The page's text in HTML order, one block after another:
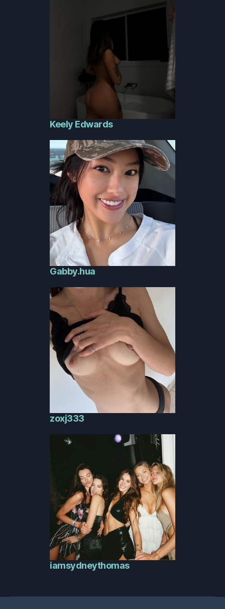
Keely Edwards
Gabby.hua
zoxj333
iamsydneythomas